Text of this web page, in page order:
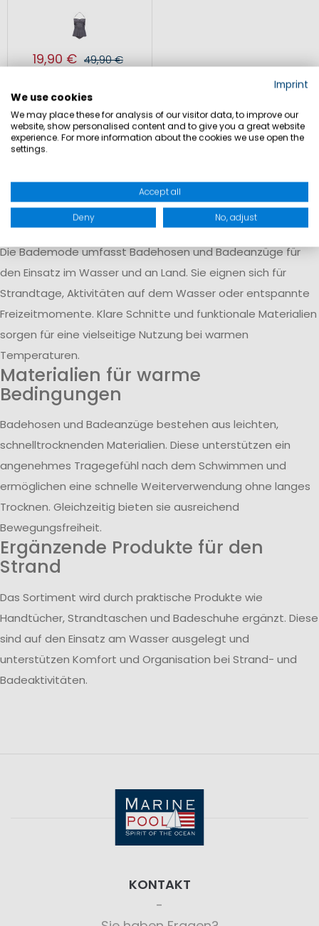
19,90 € 49,90 €
Versandkosten
Bademode für Strand, Wasser und
Freizeit
Die Bademode umfasst Badehosen und Badeanzüge für
den Einsatz im Wasser und an Land. Sie eignen sich für
Strandtage, Aktivitäten auf dem Wasser oder entspannte
Freizeitmomente. Klare Schnitte und funktionale Materialien
sorgen für eine vielseitige Nutzung bei warmen
Temperaturen.
Materialien für warme
Bedingungen
Badehosen und Badeanzüge bestehen aus leichten,
schnelltrocknenden Materialien. Diese unterstützen ein
angenehmes Tragegefühl nach dem Schwimmen und
ermöglichen eine schnelle Weiterverwendung ohne langes
Trocknen. Gleichzeitig bieten sie ausreichend
Bewegungsfreiheit.
Ergänzende Produkte für den
Strand
Das Sortiment wird durch praktische Produkte wie
Handtücher, Strandtaschen und Badeschuhe ergänzt. Diese
sind auf den Einsatz am Wasser ausgelegt und
unterstützen Komfort und Organisation bei Strand- und
Badeaktivitäten.
KONTAKT
Imprint
We use cookies
We may place these for analysis of our visitor data, to improve our
website, show personalised content and to give you a great website
experience. For more information about the cookies we use open the
settings.
Accept all
Deny No, adjust